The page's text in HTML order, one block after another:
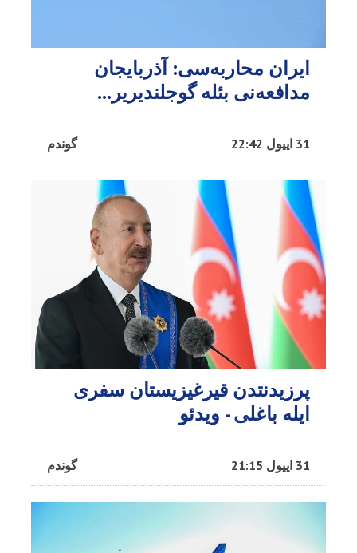
ایران محاربه‌سی: آذربایجان
مدافعه‌نی بئله گوجلندیریر...
گوندم 31 اییول 22:42
پرزیدنتدن قیرغیزیستان سفری
ایله باغلی - ویدئو
گوندم 31 اییول 21:15